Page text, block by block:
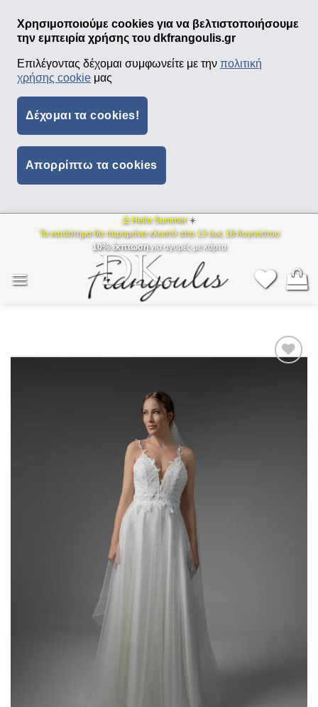
Χρησιμοποιούμε cookies για να βελτιστοποιήσουμε
την εμπειρία χρήσης του dkfrangoulis.gr
Επιλέγοντας δέχομαι συμφωνείτε με την πολιτική
χρήσης cookie μας
Δέχομαι τα cookies!
Απορρίπτω τα cookies
⛱ Hello Summer ☀️
Το κατάστημα θα παραμείνει κλειστό απο 13 έως 18 Αυγούστου
10% έκπτωσηγια αγορές με κάρτα